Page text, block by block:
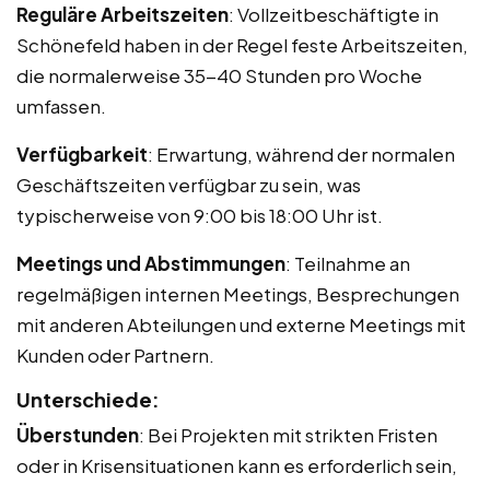
Reguläre Arbeitszeiten: Vollzeitbeschäftigte in
Schönefeld haben in der Regel feste Arbeitszeiten,
die normalerweise 35-40 Stunden pro Woche
umfassen.
Verfügbarkeit: Erwartung, während der normalen
Geschäftszeiten verfügbar zu sein, was
typischerweise von 9:00 bis 18:00 Uhr ist.
Meetings und Abstimmungen: Teilnahme an
regelmäßigen internen Meetings, Besprechungen
mit anderen Abteilungen und externe Meetings mit
Kunden oder Partnern.
Unterschiede:
Überstunden: Bei Projekten mit strikten Fristen
oder in Krisensituationen kann es erforderlich sein,